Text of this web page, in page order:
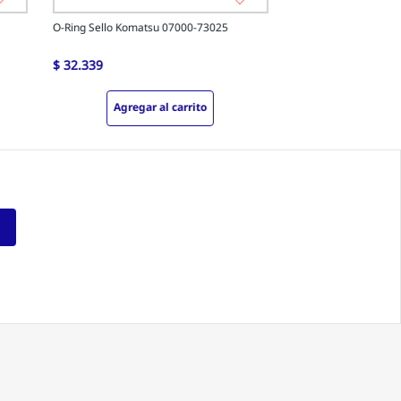
O-Ring Sello Komatsu 07000-73025
$ 32.339
Agregar al carrito